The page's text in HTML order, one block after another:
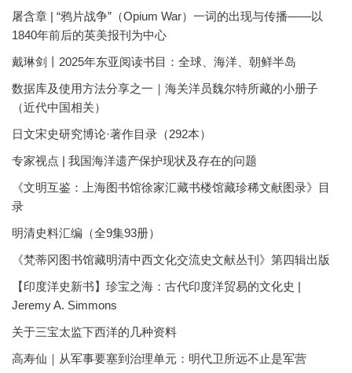
屠含章 | “鸦片战争”（Opium War）一词的出现与传播——以
1840年前后的英美报刊为中心
戴琳剑丨2025年东亚阅读书目：全球、海洋、朝鲜半岛
数据库及使用方法分享之一｜海关洋员魏尔特所藏的小册子
（近代中国相关）
日文宋史研究博论·著作目录（292本）
专家视点 | 我国海洋遗产保护现状及存在的问题
《文明互鉴：上海图书馆徐家汇藏书楼馆藏珍稀文献图录》目
录
明清史料汇编（全9集93册）
《梵蒂冈图书馆藏明清中西文化交流史文献丛刊》第四辑出版
【印度洋史新书】珍宝之海：古代印度洋贸易的文化史 |
Jeremy A. Simmons
关于三宝太监下西洋的几种资料
高寿仙｜从军事要塞到治理单元：明代卫所远不止是军营